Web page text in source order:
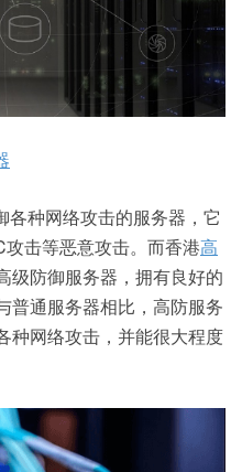
各种网络攻击的服务器，它
击等恶意攻击。而香港高
级防御服务器，拥有良好的
普通服务器相比，高防服务
种网络攻击，并能很大程度